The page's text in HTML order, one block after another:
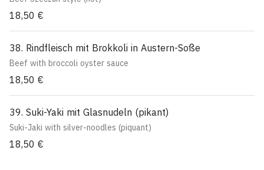
18,50 €
38. Rindfleisch mit Brokkoli in Austern-Soße
Beef with broccoli oyster sauce
18,50 €
39. Suki-Yaki mit Glasnudeln (pikant)
Suki-Jaki with silver-noodles (piquant)
18,50 €